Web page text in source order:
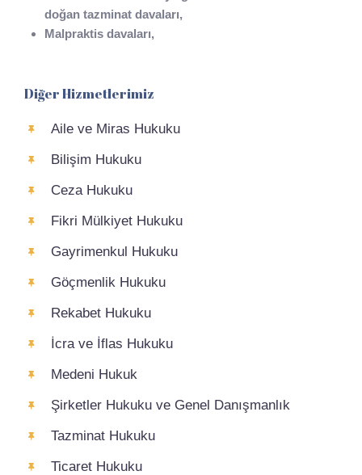
doğan tazminat davaları,
Malpraktis davaları,
Diğer Hizmetlerimiz
Aile ve Miras Hukuku
Bilişim Hukuku
Ceza Hukuku
Fikri Mülkiyet Hukuku
Gayrimenkul Hukuku
Göçmenlik Hukuku
Rekabet Hukuku
İcra ve İflas Hukuku
Medeni Hukuk
Şirketler Hukuku ve Genel Danışmanlık
Tazminat Hukuku
Ticaret Hukuku